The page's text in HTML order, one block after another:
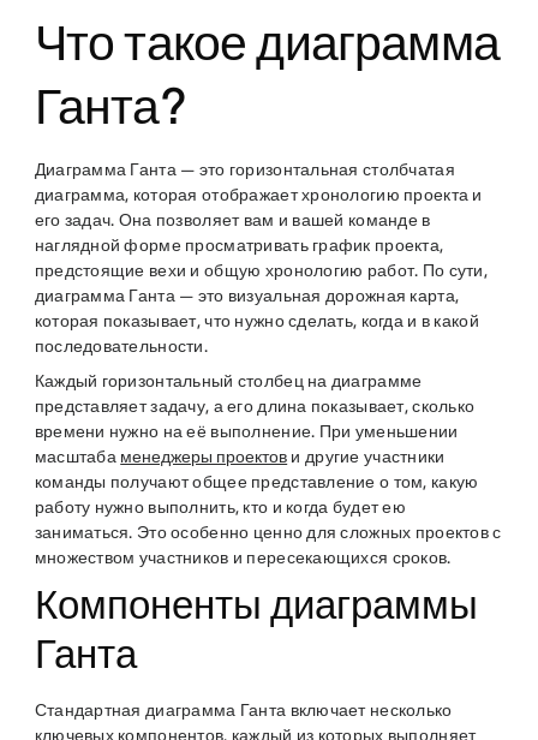
Что такое диаграмма
Ганта?
Диаграмма Ганта — это горизонтальная столбчатая
диаграмма, которая отображает хронологию проекта и
его задач. Она позволяет вам и вашей команде в
наглядной форме просматривать график проекта,
предстоящие вехи и общую хронологию работ. По сути,
диаграмма Ганта — это визуальная дорожная карта,
которая показывает, что нужно сделать, когда и в какой
последовательности.
Каждый горизонтальный столбец на диаграмме
представляет задачу, а его длина показывает, сколько
времени нужно на её выполнение. При уменьшении
масштаба менеджеры проектов и другие участники
команды получают общее представление о том, какую
работу нужно выполнить, кто и когда будет ею
заниматься. Это особенно ценно для сложных проектов с
множеством участников и пересекающихся сроков.
Компоненты диаграммы
Ганта
Стандартная диаграмма Ганта включает несколько
ключевых компонентов, каждый из которых выполняет